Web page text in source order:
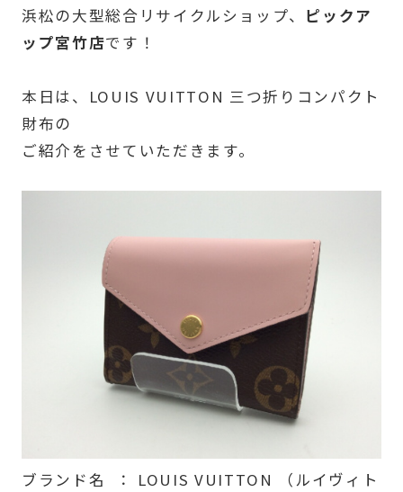
浜松の大型総合リサイクルショップ、 ピックア
ップ宮竹店です！
本日は、LOUIS VUITTON 三つ折りコンパクト
財布の
ご紹介をさせていただきます。
ブランド名 ： LOUIS VUITTON （ルイヴィト